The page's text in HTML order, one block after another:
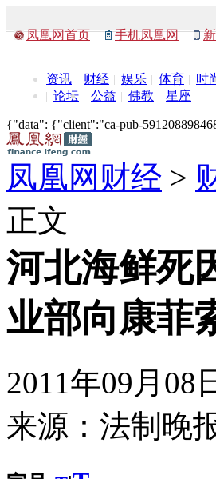
凤凰网首页 手机凤凰网
资讯 财经 娱乐 体育 时
论坛
公益 佛教 星座
{"data": {"client":"ca-pub-
凤凰网财经 >
正文
河北海鲜死
业部向康菲
2011年09月08
来源： 法制晚